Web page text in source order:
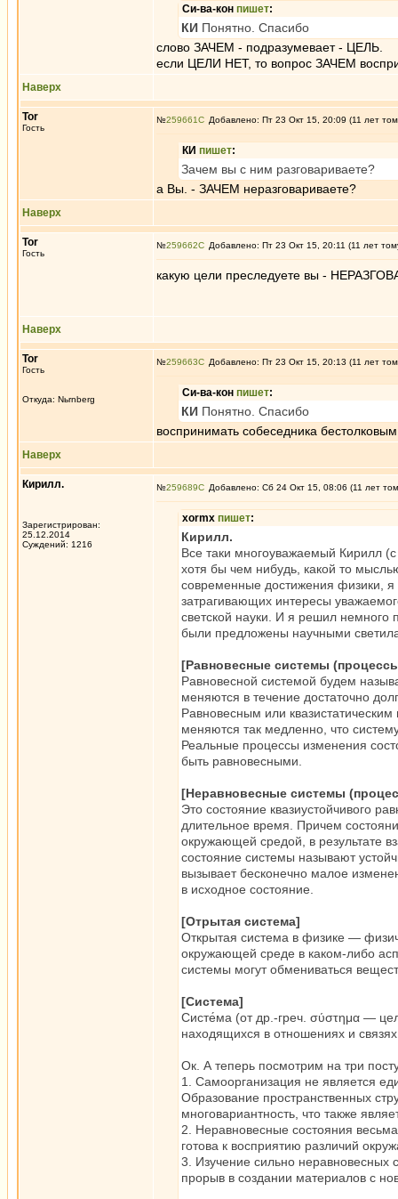
Си-ва-кон пишет:
КИ Понятно. Спасибо
слово ЗАЧЕМ - подразумевает - ЦЕЛЬ.
если ЦЕЛИ НЕТ, то вопрос ЗАЧЕМ
Наверх
Tor
Гость
№259661 Добавлено: Пт 23 Окт 15, 20:09 (11 лет
КИ пишет:
Зачем вы с ним разговариваете?
а Вы. - ЗАЧЕМ неразговариваете?
Наверх
Tor
Гость
№259662 Добавлено: Пт 23 Окт 15, 20:11 (11 лет
какую цели преследуете вы -
Наверх
Tor
Гость
Откуда: Nьrnberg
№259663 Добавлено: Пт 23 Окт 15, 20:13 (11 лет
Си-ва-кон пишет:
КИ Понятно. Спасибо
воспринимать собеседника
Наверх
Кирилл.
Зарегистрирован:
25.12.2014
Суждений: 1216
№259689 Добавлено: Сб 24 Окт 15, 08:06 (11 лет
xormx пишет:
Кирилл.
Все таки многоуважаемый Кирилл
хотя бы чем нибудь, какой то
современные достижения физики,
затрагивающих интересы
светской науки. И я решил
были предложены научными
[Равновесные системы
Равновесной системой будем
меняются в течение достаточно
Равновесным или
меняются так медленно, что
Реальные процессы изменения
быть равновесными.
[Неравновесные системы
Это состояние квазиустойчивого
длительное время. Причем
окружающей средой, в результате
состояние системы называют
вызывает бесконечно малое
в исходное состояние.
[Отрытая система]
Открытая система в физике —
окружающей среде в каком-либо
системы могут обмениваться
[Система]
Систе́ма (от др.-греч. σύστημα —
находящихся в отношениях и
Ок. А теперь посмотрим на три
1. Самоорганизация не является
Образование пространственных
многовариантность, что также
2. Неравновесные состояния
готова к восприятию различий
3. Изучение сильно неравновесных
прорыв в создании материалов с